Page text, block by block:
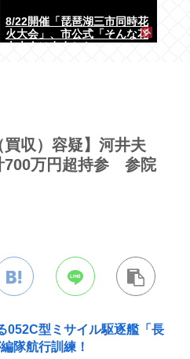
8/22開催「琵琶湖三市同時花
火大会」、市公式「そんな花
買収）容疑】河井夫
700万円超持参 参院
052C型ミサイル駆逐艦「長
隊航行訓練！